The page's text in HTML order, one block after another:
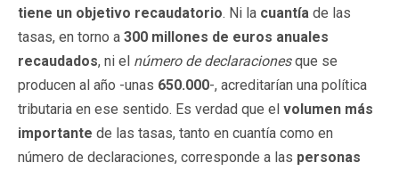
tiene un objetivo recaudatorio. Ni la cuantía de las
tasas, en torno a 300 millones de euros anuales
recaudados, ni el número de declaracionesque se
producen al año -unas 650.000-, acreditarían una política
tributaria en ese sentido. Es verdad que el volumen más
importante de las tasas, tanto en cuantía como en
número de declaraciones, corresponde a las personas